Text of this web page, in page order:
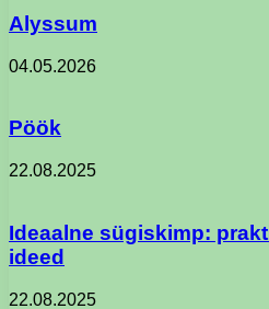
Alyssum
04.05.2026
Pöök
22.08.2025
Ideaalne sügiskimp:
ideed
22.08.2025